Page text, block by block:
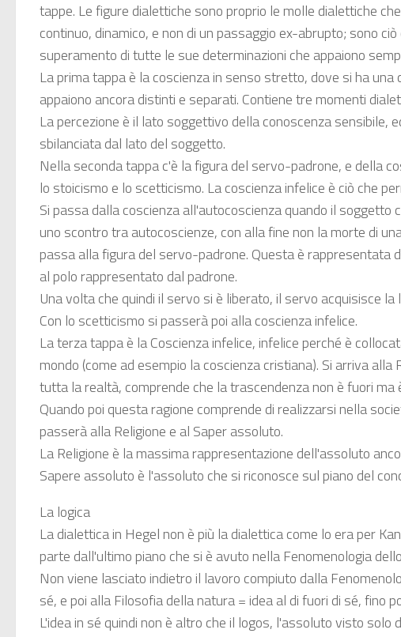
tappe. Le figure dialettiche sono proprio le molle dialettiche
continuo, dinamico, e non di un passaggio ex-abrupto; sono
superamento di tutte le sue determinazioni che appaiono
La prima tappa è la coscienza in senso stretto, dove si ha
appaiono ancora distinti e separati. Contiene tre momenti
La percezione è il lato soggettivo della conoscenza sensibile,
sbilanciata dal lato del soggetto.
Nella seconda tappa c'è la figura del servo-padrone, e della
lo stoicismo e lo scetticismo. La coscienza infelice è ciò che
Si passa dalla coscienza all'autocoscienza quando il
uno scontro tra autocoscienze, con alla fine non la morte di
passa alla figura del servo-padrone. Questa è rappresentata
al polo rappresentato dal padrone.
Una volta che quindi il servo si è liberato, il servo acquisisce
Con lo scetticismo si passerà poi alla coscienza infelice.
La terza tappa è la Coscienza infelice, infelice perché è
mondo (come ad esempio la coscienza cristiana). Si arriva
tutta la realtà, comprende che la trascendenza non è fuori ma
Quando poi questa ragione comprende di realizzarsi nella
passerà alla Religione e al Saper assoluto.
La Religione è la massima rappresentazione dell'assoluto
Sapere assoluto è l'assoluto che si riconosce sul piano del
La logica
La dialettica in Hegel non è più la dialettica come lo era per
parte dall'ultimo piano che si è avuto nella Fenomenologia
Non viene lasciato indietro il lavoro compiuto dalla
sé, e poi alla Filosofia della natura = idea al di fuori di sé, fino
L'idea in sé quindi non è altro che il logos, l'assoluto visto